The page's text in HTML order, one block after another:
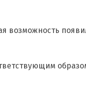
возможность